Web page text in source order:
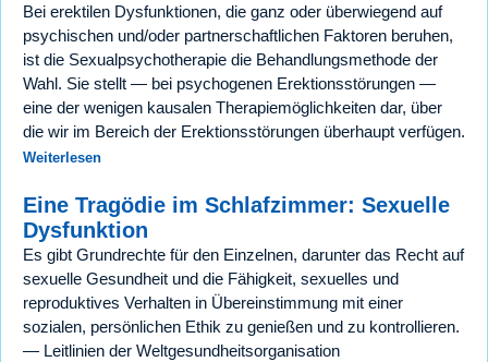
Bei erektilen Dysfunktionen, die ganz oder überwiegend auf
psychischen und/oder partnerschaftlichen Faktoren beruhen,
ist die Sexualpsychotherapie die Behandlungsmethode der
Wahl. Sie stellt — bei psychogenen Erektionsstörungen —
eine der wenigen kausalen Therapiemöglichkeiten dar, über
die wir im Bereich der Erektionsstörungen überhaupt verfügen.
Weiterlesen
Eine Tragödie im Schlafzimmer: Sexuelle
Dysfunktion
Es gibt Grundrechte für den Einzelnen, darunter das Recht auf
sexuelle Gesundheit und die Fähigkeit, sexuelles und
reproduktives Verhalten in Übereinstimmung mit einer
sozialen, persönlichen Ethik zu genießen und zu kontrollieren.
— Leitlinien der Weltgesundheitsorganisation